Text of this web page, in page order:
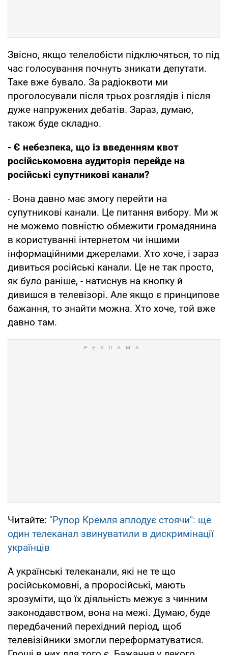
Звісно, якщо телелобісти підключяться, то під
час голосування почнуть зникати депутати.
Таке вже бувало. За радіоквоти ми
проголосували після трьох розглядів і після
дуже напружених дебатів. Зараз, думаю,
також буде складно.
- Є небезпека, що із введенням квот
російськомовна аудиторія перейде на
російські супутникові канали?
- Вона давно має змогу перейти на
супутникові канали. Це питання вибору. Ми ж
не можемо повністю обмежити громадянина
в користуванні інтернетом чи іншими
інформаційними джерелами. Хто хоче, і зараз
дивиться російські канали. Це не так просто,
як було раніше, - натиснув на кнопку й
дивишся в телевізорі. Але якщо є принципове
бажання, то знайти можна. Хто хоче, той вже
давно там.
Читайте: "Рупор Кремля аплодує стоячи": ще
один телеканал звинуватили в дискримінації
українців
А українські телеканали, які не те що
російськомовні, а проросійські, мають
зрозуміти, що їх діяльність межує з чинним
законодавством, вона на межі. Думаю, буде
передбачений перехідний період, щоб
телевізійники змогли переформатуватися.